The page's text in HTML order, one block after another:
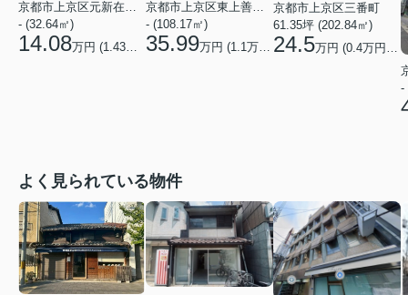
- (32.64㎡)
14.08万円 (1.43 万円/坪)
- (108.17㎡)
35.99万円 (1.1万円/坪)
京都市上京区三番町
61.35坪 (202.84㎡)
24.5万円 (0.4万円/坪)
-
よく見られている物件